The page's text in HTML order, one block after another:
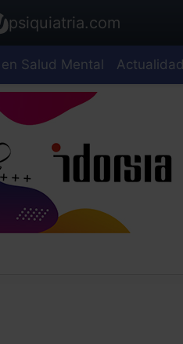
psiquiatria.com
en Salud Mental Actualidad